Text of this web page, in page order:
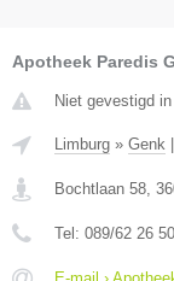
Apotheek Paredis
Niet gevestigd
Limburg » Genk
Bochtlaan 58
Tel: 089/62 26 50